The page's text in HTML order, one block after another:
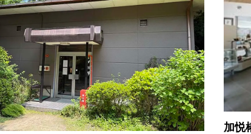
加悦